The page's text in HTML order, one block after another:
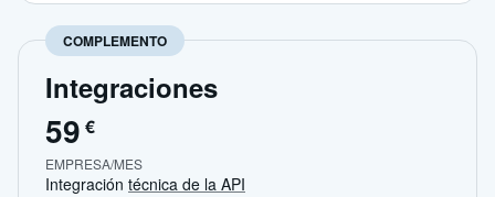
COMPLEMENTO
Integraciones
59 €
EMPRESA/MES
Integración técnica de la API